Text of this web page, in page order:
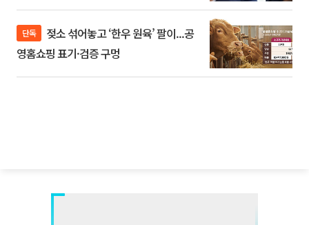
단독
영홈쇼핑 표기·검증 구멍